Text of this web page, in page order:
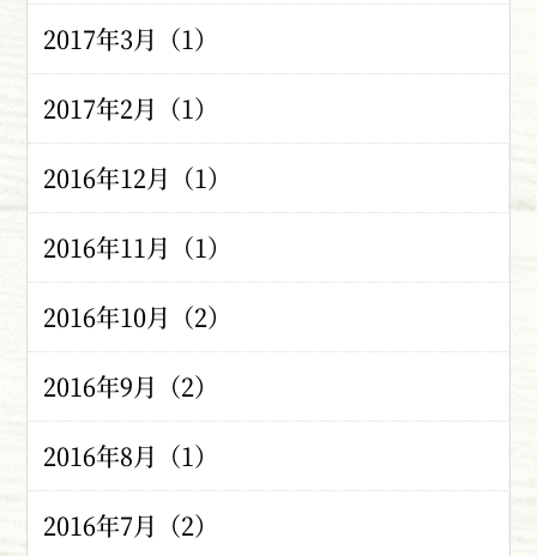
2017年3月（1）
2017年2月（1）
2016年12月（1）
2016年11月（1）
2016年10月（2）
2016年9月（2）
2016年8月（1）
2016年7月（2）